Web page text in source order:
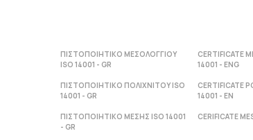
ΠΙΣΤΟΠΟΙΗΤΙΚΟ ΜΕΣΟΛΟΓΓΙΟΥ
ISO 14001 - GR
CERTIFICATE
14001 - ENG
ΠΙΣΤΟΠΟΙΗΤΙΚΟ ΠΟΛΙΧΝΙΤΟΥ ISO
14001 - GR
CERTIFICATE
14001 - ΕΝ
ΠΙΣΤΟΠΟΙΗΤΙΚΟ ΜΕΣΗΣ ISO 14001
- GR
CERIFICATE